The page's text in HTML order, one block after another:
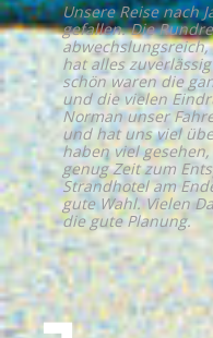
Unsere Reise nach
gefallen. Die
hat alles
schön waren die
und die vielen
Norman unser
und hat uns viel
haben viel
genug Zeit zum
Strandhotel am
gute Wahl. Vielen
die gute Planung.